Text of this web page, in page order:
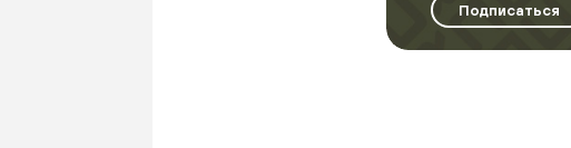
Подписаться